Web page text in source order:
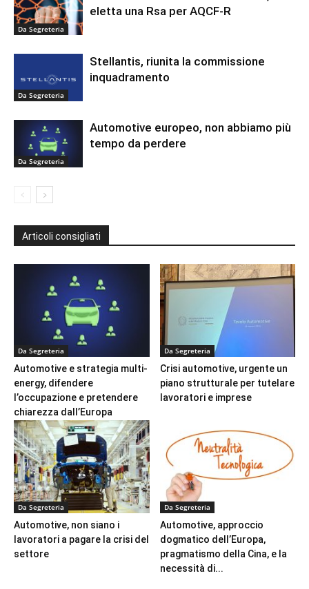
Da Segreteria
eletta una Rsa per AQCF-R
Da Segreteria
Stellantis, riunita la commissione
inquadramento
Da Segreteria
Automotive europeo, non abbiamo più
tempo da perdere
Articoli consigliati
Da Segreteria
Automotive e strategia multi-
energy, difendere
l’occupazione e pretendere
chiarezza dall’Europa
Da Segreteria
Crisi automotive, urgente un
piano strutturale per tutelare
lavoratori e imprese
Da Segreteria
Automotive, non siano i
lavoratori a pagare la crisi del
settore
Da Segreteria
Automotive, approccio
dogmatico dell’Europa,
pragmatismo della Cina, e la
necessità di...